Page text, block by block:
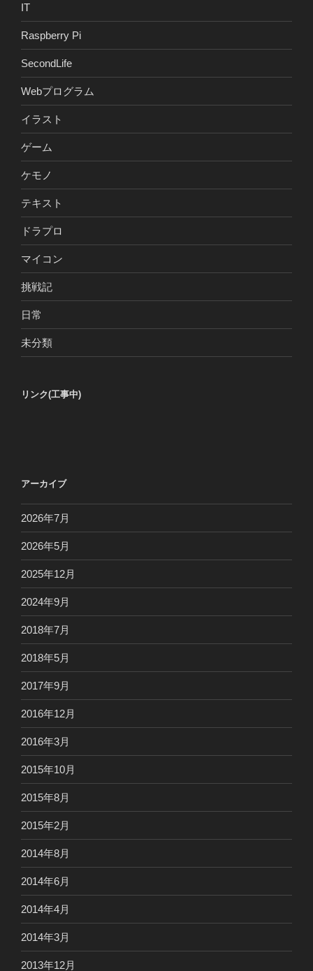
IT
Raspberry Pi
SecondLife
Webプログラム
イラスト
ゲーム
ケモノ
テキスト
ドラプロ
マイコン
挑戦記
日常
未分類
リンク(工事中)
アーカイブ
2026年7月
2026年5月
2025年12月
2024年9月
2018年7月
2018年5月
2017年9月
2016年12月
2016年3月
2015年10月
2015年8月
2015年2月
2014年8月
2014年6月
2014年4月
2014年3月
2013年12月